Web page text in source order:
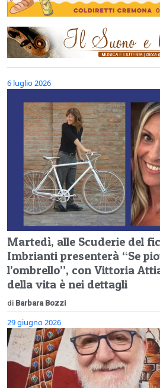
6 luglio 2026
Martedì, alle Scuderie del
Imbrianti presenterà “Se
l’ombrello”, con Vittoria
della vita è nei dettagli
di Barbara Bozzi
29 giugno 2026